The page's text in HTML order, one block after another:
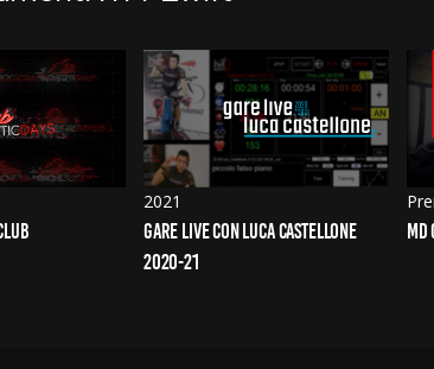
2021
GARE LIVE CON LUCA CASTELLONE
2020-21
MD